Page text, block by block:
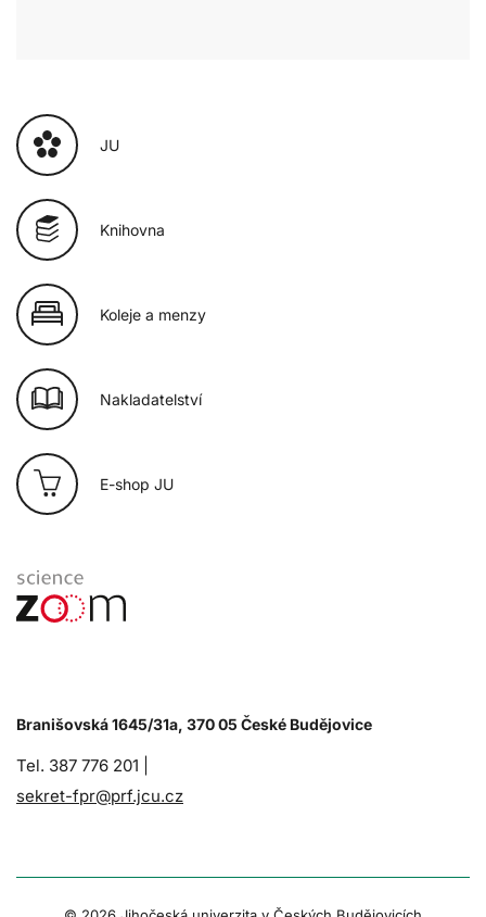
JU
Knihovna
Koleje a menzy
Nakladatelství
E-shop JU
Branišovská 1645/31a, 370 05 České Budějovice
Tel. 387 776 201 |
sekret-fpr@prf.jcu.cz